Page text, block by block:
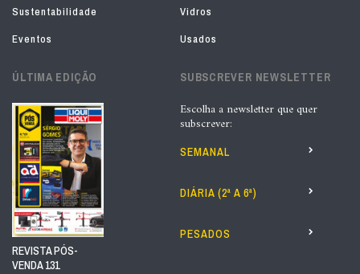
Sustentabilidade
Vidros
Eventos
Usados
ÚLTIMA EDIÇÃO
REVISTA PÓS-
VENDA 131
SUBSCREVER NEWSLETTER
Escolha a newsletter que quer
subscrever:
SEMANAL
DIÁRIA (2ª A 6ª)
PESADOS